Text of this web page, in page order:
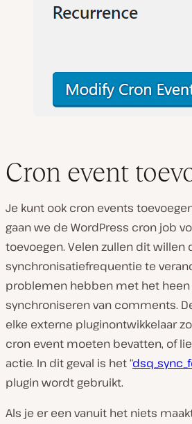
Cron event
Je kunt ook cron events
gaan we de WordPress cron job
toevoegen. Velen zullen dit willen
synchronisatiefrequentie te
problemen hebben met het
synchroniseren van comments.
elke externe pluginontwikkelaar
cron event moeten bevatten, of
actie. In dit geval is het “
plugin wordt gebruikt.
Als je er een vanuit het niets